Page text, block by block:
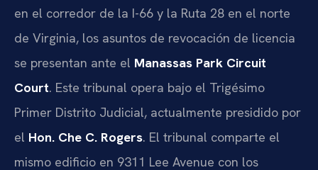
en el corredor de la I-66 y la Ruta 28 en el norte
de Virginia, los asuntos de revocación de licencia
se presentan ante el Manassas Park Circuit
Court. Este tribunal opera bajo el Trigésimo
Primer Distrito Judicial, actualmente presidido por
el Hon. Che C. Rogers. El tribunal comparte el
mismo edificio en 9311 Lee Avenue con los